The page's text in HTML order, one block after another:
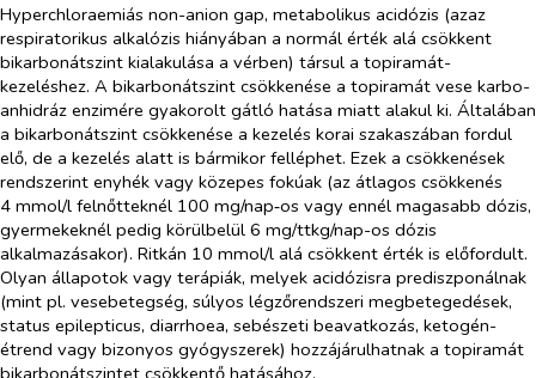
Hyperchloraemiás non-anion gap, metabolikus acidózis (azaz
respiratorikus alkalózis hiányában a normál érték alá csökkent
bikarbonátszint kialakulása a vérben) társul a topiramát-
kezeléshez. A bikarbonátszint csökkenése a topiramát vese karbo-
anhidráz enzimére gyakorolt gátló hatása miatt alakul ki. Általában
a bikarbonátszint csökkenése a kezelés korai szakaszában fordul
elő, de a kezelés alatt is bármikor felléphet. Ezek a csökkenések
rendszerint enyhék vagy közepes fokúak (az átlagos csökkenés
4 mmol/l felnőtteknél 100 mg/nap‑os vagy ennél magasabb dózis,
gyermekeknél pedig körülbelül 6 mg/ttkg/nap-os dózis
alkalmazásakor). Ritkán 10 mmol/l alá csökkent érték is előfordult.
Olyan állapotok vagy terápiák, melyek acidózisra prediszponálnak
(mint pl. vesebetegség, súlyos légzőrendszeri megbetegedések,
status epilepticus, diarrhoea, sebészeti beavatkozás, ketogén-
étrend vagy bizonyos gyógyszerek) hozzájárulhatnak a topiramát